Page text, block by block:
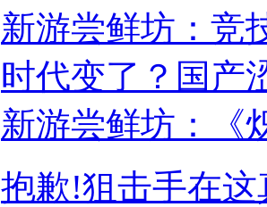
新游尝鲜坊：竞
时代变了？国产
新游尝鲜坊：《
抱歉!狙击手在